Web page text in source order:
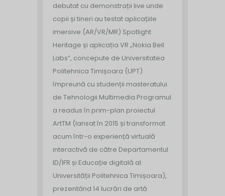
debutat cu demonstrații live unde
copii și tineri au testat aplicațiile
imersive (AR/VR/MR) Spotlight
Heritage și aplicația VR „Nokia Bell
Labs”, concepute de Universitatea
Politehnica Timișoara (UPT)
împreună cu studenții masteratului
de Tehnologii Multimedia.Programul
a readus în prim-plan proiectul
ArtTM (lansat în 2015 și transformat
acum într-o experiență virtuală
interactivă de către Departamentul
ID/IFR și Educație digitală al
Universității Politehnica Timișoara),
prezentând 14 lucrări de artă